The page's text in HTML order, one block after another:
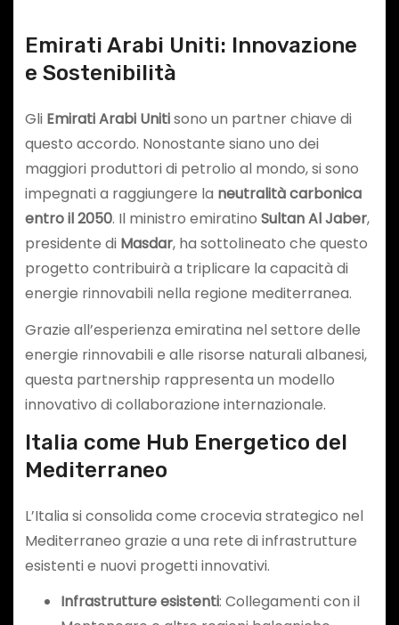
Emirati Arabi Uniti: Innovazione
e Sostenibilità
Gli Emirati Arabi Unitisono un partner chiave di
questo accordo. Nonostante siano uno dei
maggiori produttori di petrolio al mondo, si sono
impegnati a raggiungere la neutralità carbonica
entro il 2050. Il ministro emiratino Sultan Al Jaber,
presidente di Masdar, ha sottolineato che questo
progetto contribuirà a triplicare la capacità di
energie rinnovabili nella regione mediterranea.
Grazie all’esperienza emiratina nel settore delle
energie rinnovabili e alle risorse naturali albanesi,
questa partnership rappresenta un modello
innovativo di collaborazione internazionale.
Italia come Hub Energetico del
Mediterraneo
L’Italia si consolida come crocevia strategico nel
Mediterraneo grazie a una rete di infrastrutture
esistenti e nuovi progetti innovativi.
Infrastrutture esistenti: Collegamenti con il